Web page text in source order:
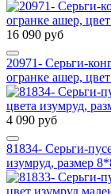
16 090 руб
20971- Серьги-
огранке ашер,
4 090 руб
81834- Серьги-
изумруд, размер